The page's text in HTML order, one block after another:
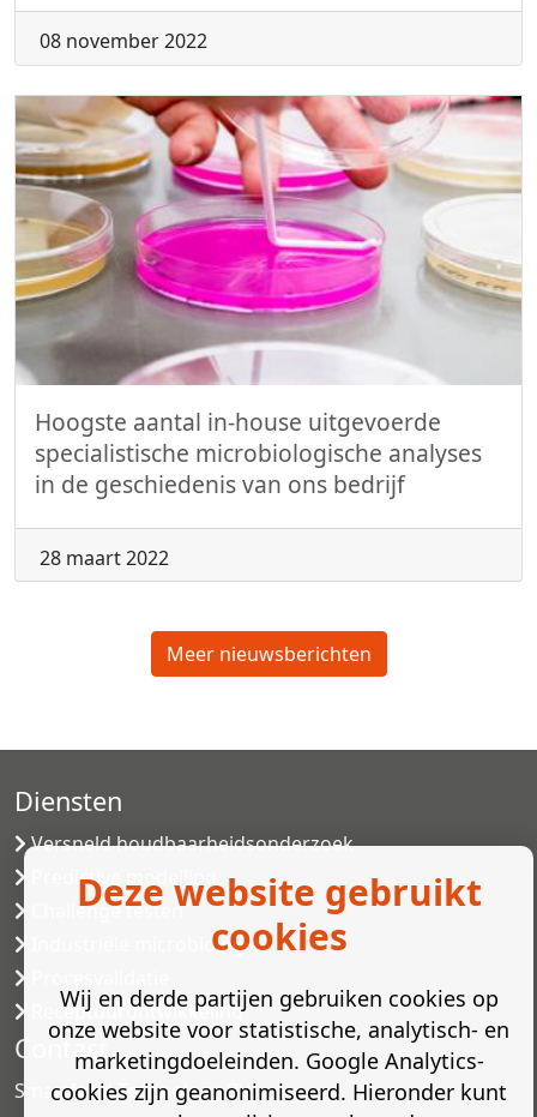
08 november 2022
Hoogste aantal in-house uitgevoerde
specialistische microbiologische analyses
in de geschiedenis van ons bedrijf
28 maart 2022
Meer nieuwsberichten
Diensten
Versneld houdbaarheidsonderzoek
Predictive modelling
Challenge testen
Industriële microbiologie
Receptuurontwikkeling
Contact
Smartfood Technology BV
Deze website gebruikt
cookies
Wij en derde partijen gebruiken cookies op
onze website voor statistische, analytisch- en
marketingdoeleinden. Google Analytics-
cookies zijn geanonimiseerd. Hieronder kunt